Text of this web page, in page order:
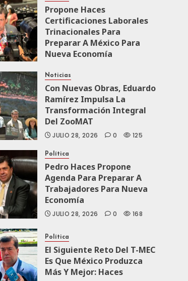
Propone Haces
Certificaciones Laborales
Trinacionales Para
Preparar A México Para
Nueva Economía
Noticias
Con Nuevas Obras, Eduardo
Ramírez Impulsa La
Transformación Integral
Del ZooMAT
JULIO 28, 2026 0 125
Política
Pedro Haces Propone
Agenda Para Preparar A
Trabajadores Para Nueva
Economía
JULIO 28, 2026 0 168
Política
El Siguiente Reto Del T-MEC
Es Que México Produzca
Más Y Mejor: Haces